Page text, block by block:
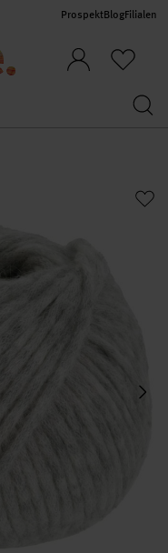
ProspektBlogFilialen